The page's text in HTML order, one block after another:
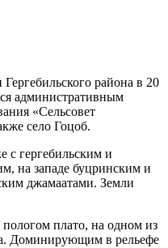
района в 20
административным
«Сельсовет
село Гоцоб.
с гергебильским и
на западе буцринским и
джамаатами. Земли
плато, на одном из
Доминирующим в рельефе